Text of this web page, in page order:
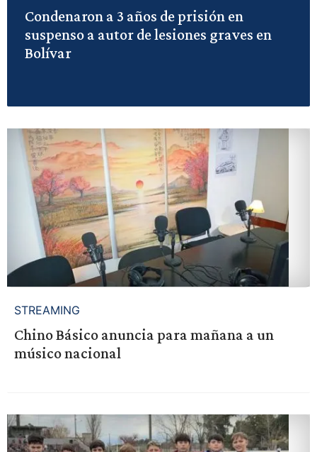
Condenaron a 3 años de prisión en
suspenso a autor de lesiones graves en
Bolívar
STREAMING
Chino Básico anuncia para mañana a un
músico nacional